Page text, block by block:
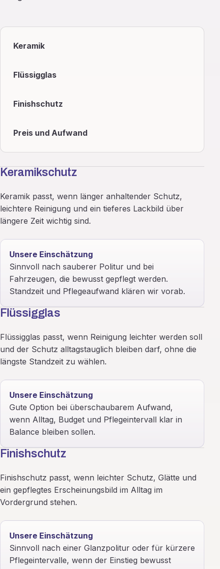
Keramik
Flüssigglas
Finishschutz
Preis und Aufwand
Keramikschutz
Keramik passt, wenn länger anhaltender Schutz,
leichtere Reinigung und ein tieferes Lackbild über
längere Zeit wichtig sind.
Unsere Einschätzung
Sinnvoll nach sauberer Politur und bei
Fahrzeugen, die bewusst gepflegt werden.
Standzeit und Pflegeaufwand klären wir vorab.
Flüssigglas
Flüssigglas passt, wenn Reinigung leichter werden soll
und der Schutz alltagstauglich bleiben darf, ohne die
längste Standzeit zu wählen.
Unsere Einschätzung
Gute Option bei überschaubarem Aufwand,
wenn Alltag, Budget und Pflegeintervall klar in
Balance bleiben sollen.
Finishschutz
Finishschutz passt, wenn leichter Schutz, Glätte und
ein gepflegtes Erscheinungsbild im Alltag im
Vordergrund stehen.
Unsere Einschätzung
Sinnvoll nach einer Glanzpolitur oder für kürzere
Pflegeintervalle, wenn der Einstieg bewusst